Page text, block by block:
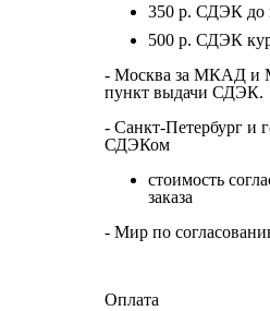
350 р. СДЭК до
500 р. СДЭК
- Москва за МКАД и
пункт выдачи СДЭК.
- Санкт-Петербург и
СДЭКом
стоимость
заказа
- Мир по
Оплата